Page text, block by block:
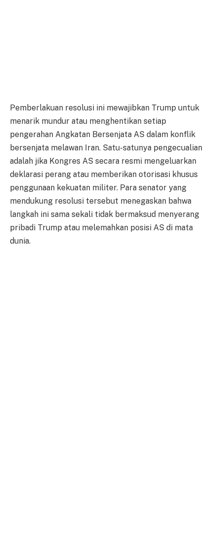
Pemberlakuan resolusi ini mewajibkan Trump untuk
menarik mundur atau menghentikan setiap
pengerahan Angkatan Bersenjata AS dalam konflik
bersenjata melawan Iran. Satu-satunya pengecualian
adalah jika Kongres AS secara resmi mengeluarkan
deklarasi perang atau memberikan otorisasi khusus
penggunaan kekuatan militer. Para senator yang
mendukung resolusi tersebut menegaskan bahwa
langkah ini sama sekali tidak bermaksud menyerang
pribadi Trump atau melemahkan posisi AS di mata
dunia.